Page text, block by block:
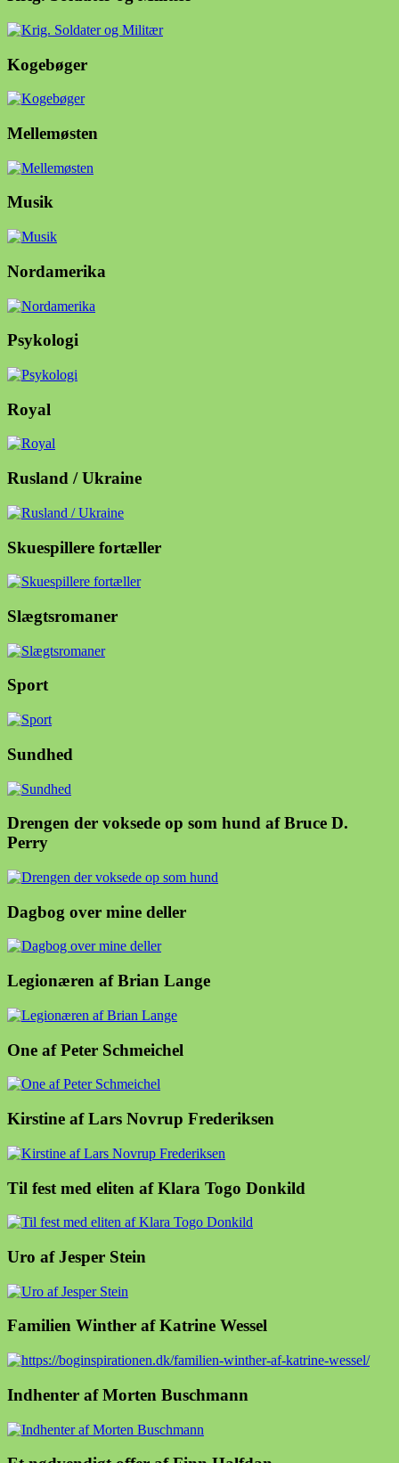
Kogebøger
Mellemøsten
Musik
Nordamerika
Psykologi
Royal
Rusland / Ukraine
Skuespillere fortæller
Slægtsromaner
Sport
Sundhed
Drengen der voksede op som hund af Bruce D.
Perry
Dagbog over mine deller
Legionæren af Brian Lange
One af Peter Schmeichel
Kirstine af Lars Novrup Frederiksen
Til fest med eliten af Klara Togo Donkild
Uro af Jesper Stein
Familien Winther af Katrine Wessel
Indhenter af Morten Buschmann